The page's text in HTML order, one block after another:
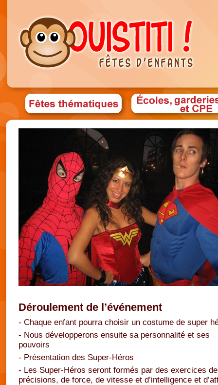
Déroulement de l’événement
- Chaque enfant pourra choisir un costume de super
- Nous développerons ensuite sa personnalité et ses
pouvoirs
- Présentation des Super-Héros
- Les Super-Héros seront formés par des exercices de
précisions, de force, de vitesse et d’intelligence et